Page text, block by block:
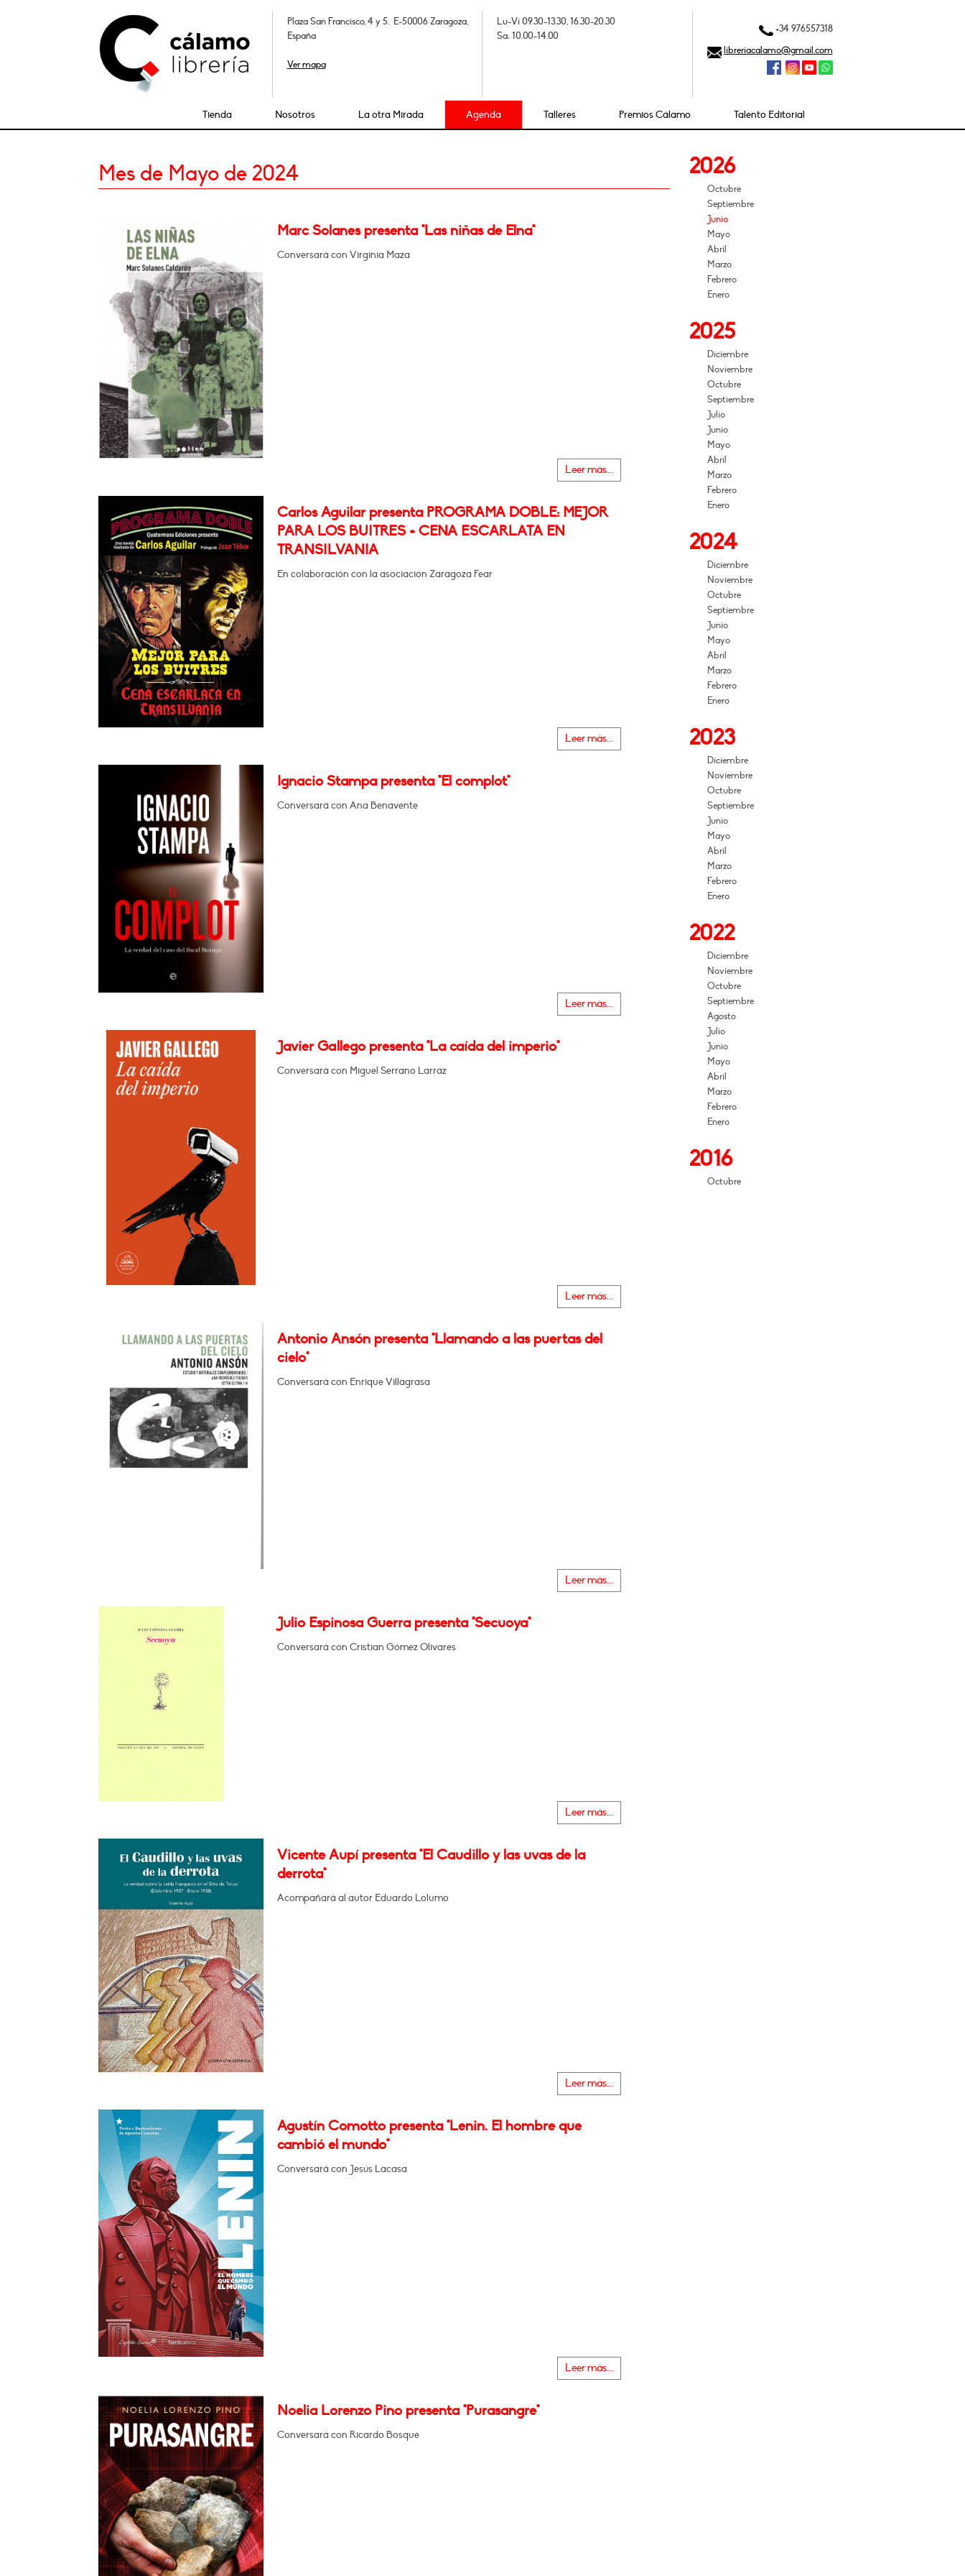
Plaza San Francisco, 4 y 5. E-50006 Zaragoza,
España
Ver mapa
Lu-Vi 09.30-13.30, 16.30-20.30
Sa: 10.00-14.00
+34 976557318
libreriacalamo@gmail.com
Tienda Nosotros La otra Mirada Agenda Talleres Premios Cálamo Talento Editorial
Mes de Mayo de 2024
Marc Solanes presenta "Las niñas de Elna"
Conversará con Virginia Maza
Leer más...
Carlos Aguilar presenta PROGRAMA DOBLE: MEJOR
PARA LOS BUITRES + CENA ESCARLATA EN
TRANSILVANIA
En colaboración con la asociación Zaragoza Fear
Leer más...
Ignacio Stampa presenta "El complot"
Conversará con Ana Benavente
Leer más...
Javier Gallego presenta "La caída del imperio"
Conversará con Miguel Serrano Larraz
Leer más...
Antonio Ansón presenta "Llamando a las puertas del
cielo"
Conversará con Enrique Villagrasa
Leer más...
Julio Espinosa Guerra presenta "Secuoya"
Conversará con Cristian Gómez Olivares
Leer más...
Vicente Aupí presenta "El Caudillo y las uvas de la
derrota"
Acompañará al autor Eduardo Lolumo
Leer más...
Agustín Comotto presenta "Lenin. El hombre que
cambió el mundo"
Conversará con Jesús Lacasa
Leer más...
Noelia Lorenzo Pino presenta "Purasangre"
Conversará con Ricardo Bosque
2026
Octubre
Septiembre
Junio
Mayo
Abril
Marzo
Febrero
Enero
2025
Diciembre
Noviembre
Octubre
Septiembre
Julio
Junio
Mayo
Abril
Marzo
Febrero
Enero
2024
Diciembre
Noviembre
Octubre
Septiembre
Junio
Mayo
Abril
Marzo
Febrero
Enero
2023
Diciembre
Noviembre
Octubre
Septiembre
Junio
Mayo
Abril
Marzo
Febrero
Enero
2022
Diciembre
Noviembre
Octubre
Septiembre
Agosto
Julio
Junio
Mayo
Abril
Marzo
Febrero
Enero
2016
Octubre